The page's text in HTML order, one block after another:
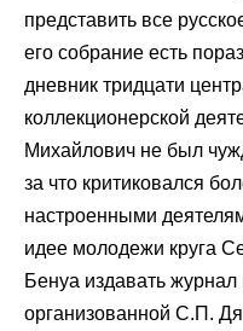
представить все
его собрание есть
дневник тридцати
коллекционерской
Михайлович не был
за что критиковался
настроенными
идее молодежи круга
Бенуа издавать
организованной С.П.